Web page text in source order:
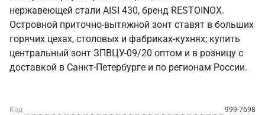
нержавеющей стали AISI 430, бренд RESTOINOX.
Островной приточно-вытяжной зонт ставят в больших
горячих цехах, столовых и фабриках-кухнях; купить
центральный зонт ЗПВЦУ-09/20 оптом и в розницу с
доставкой в Санкт‑Петербурге и по регионам России.
Код
999-7698